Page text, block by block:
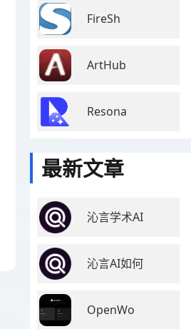
FireSh
ArtHub
Resona
最新文章
沁言学术AI
沁言AI如何
OpenWo